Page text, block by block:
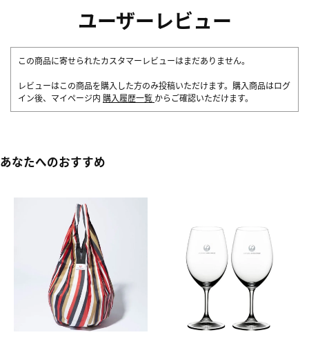
ユーザーレビュー
この商品に寄せられたカスタマーレビューはまだありません。
レビューはこの商品を購入した方のみ投稿いただけます。購入商品はログ
イン後、マイページ内 購入履歴一覧 からご確認いただけます。
あなたへのおすすめ